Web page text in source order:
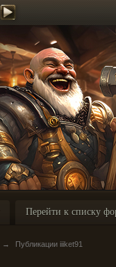
Перейти к списку
→ Публикации iiiket91